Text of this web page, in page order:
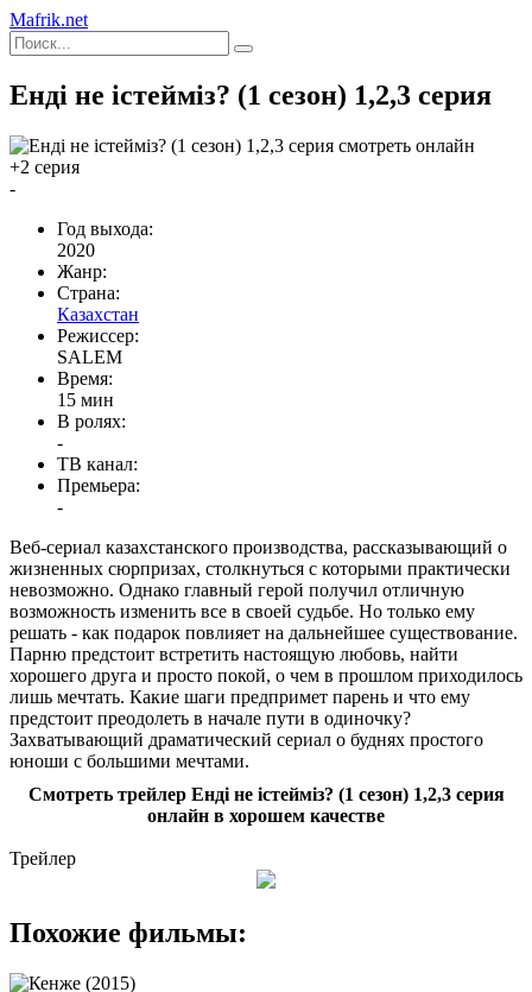
Mafrik.net
Енді не істейміз? (1 сезон) 1,2,3 серия
+2 серия
-
Год выхода:
2020
Жанр:
Страна:
Казахстан
Режиссер:
SALEM
Время:
15 мин
В ролях:
-
ТВ канал:
Премьера:
-
Веб-сериал казахстанского производства, рассказывающий о
жизненных сюрпризах, столкнуться с которыми практически
невозможно. Однако главный герой получил отличную
возможность изменить все в своей судьбе. Но только ему
решать - как подарок повлияет на дальнейшее существование.
Парню предстоит встретить настоящую любовь, найти
хорошего друга и просто покой, о чем в прошлом приходилось
лишь мечтать. Какие шаги предпримет парень и что ему
предстоит преодолеть в начале пути в одиночку?
Захватывающий драматический сериал о буднях простого
юноши с большими мечтами.
Смотреть трейлер Енді не істейміз? (1 сезон) 1,2,3 серия
онлайн в хорошем качестве
Трейлер
Похожие фильмы: